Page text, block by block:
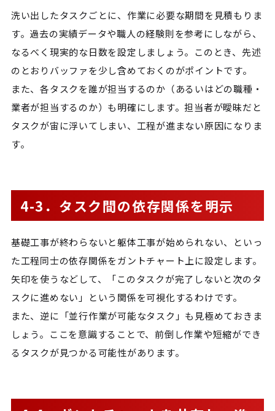
洗い出したタスクごとに、作業に必要な期間を見積もりま
す。過去の実績データや職人の経験則を参考にしながら、
なるべく現実的な日数を設定しましょう。このとき、先述
のとおりバッファを少し含めておくのがポイントです。
また、各タスクを誰が担当するのか（あるいはどの職種・
業者が担当するのか）も明確にします。担当者が曖昧だと
タスクが宙に浮いてしまい、工程が進まない原因になりま
す。
4-3．タスク間の依存関係を明示
基礎工事が終わらないと躯体工事が始められない、といっ
た工程同士の依存関係をガントチャート上に設定します。
矢印を使うなどして、「このタスクが完了しないと次のタ
スクに進めない」という関係を可視化するわけです。
また、逆に「並行作業が可能なタスク」も見極めておきま
しょう。ここを意識することで、前倒し作業や短縮ができ
るタスクが見つかる可能性があります。